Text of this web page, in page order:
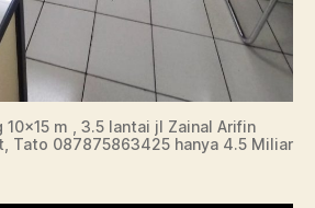
10×15 m , 3.5 lantai jl Zainal Arifin
Tato 087875863425 hanya 4.5 Miliar